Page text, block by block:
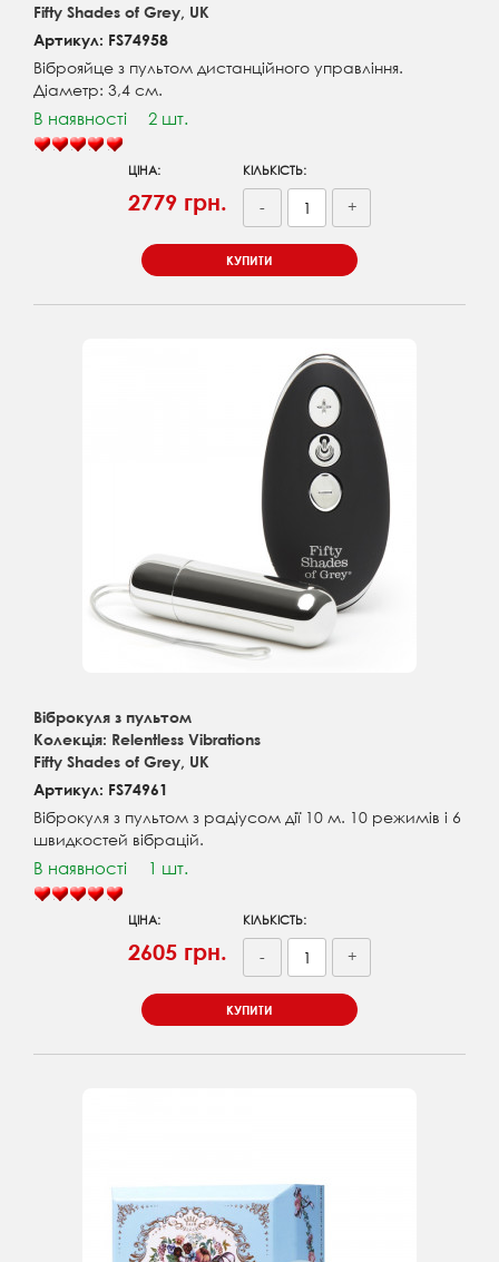
Fifty Shades of Grey, UK
Артикул: FS74958
Віброяйце з пультом дистанційного управління.
Діаметр: 3,4 см.
В наявності 2 шт.
ЦІНА:
2779 грн.
КІЛЬКІСТЬ:
- +
КУПИТИ
Віброкуля з пультом
Колекція: Relentless Vibrations
Fifty Shades of Grey, UK
Артикул: FS74961
Віброкуля з пультом з радіусом дії 10 м. 10 режимів і 6
швидкостей вібрацій.
В наявності 1 шт.
ЦІНА:
2605 грн.
КІЛЬКІСТЬ:
- +
КУПИТИ